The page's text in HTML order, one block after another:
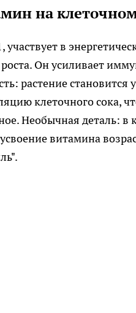
на
в
Он усиливает
растение
клеточного сока,
Необычная деталь:
витамина